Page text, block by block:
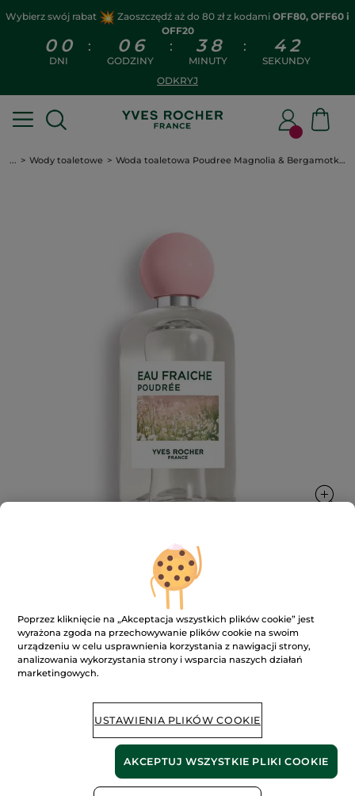
Wybierz swój rabat Zaoszczędź aż do 80 zł z kodami OFF80, OFF60 i
OFF20
0 0
DNI
: 0 6
GODZINY
: 3 8
MINUTY
: 4 2
SEKUNDY
ODKRYJ
... Wody toaletowe Woda toaletowa Poudree Magnolia & Bergamotka 100 ml
Woda toaletowa Poudree Magnolia &
Bergamotka 100 ml
100 ml
★★★★★
★★★★★
Brak
DODAJ RECENZJĘ
BRAK W MAGAZYNIE
Poprzez kliknięcie na „Akceptacja wszystkich plików cookie” jest
wyrażona zgoda na przechowywanie plików cookie na swoim
urządzeniu w celu usprawnienia korzystania z nawigacji strony,
analizowania wykorzystania strony i wsparcia naszych działań
marketingowych.
USTAWIENIA PLIKÓW COOKIE
AKCEPTUJ WSZYSTKIE PLIKI COOKIE